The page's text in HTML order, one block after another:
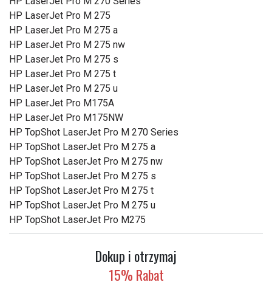
HP LaserJet Pro M 275
HP LaserJet Pro M 275 a
HP LaserJet Pro M 275 nw
HP LaserJet Pro M 275 s
HP LaserJet Pro M 275 t
HP LaserJet Pro M 275 u
HP LaserJet Pro M175A
HP LaserJet Pro M175NW
HP TopShot LaserJet Pro M 270 Series
HP TopShot LaserJet Pro M 275 a
HP TopShot LaserJet Pro M 275 nw
HP TopShot LaserJet Pro M 275 s
HP TopShot LaserJet Pro M 275 t
HP TopShot LaserJet Pro M 275 u
HP TopShot LaserJet Pro M275
Dokup i otrzymaj
15% Rabat